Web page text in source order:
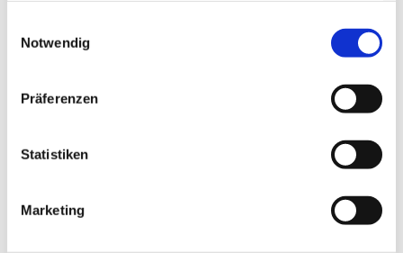
Notwendig
Präferenzen
Statistiken
Marketing
Dies könnte Sie auch